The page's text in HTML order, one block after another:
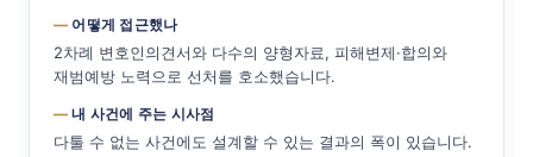
어떻게 접근했나
2차례 변호인의견서와 다수의 양형자료, 피해변제·합의와
재범예방 노력으로 선처를 호소했습니다.
내 사건에 주는 시사점
다툴 수 없는 사건에도 설계할 수 있는 결과의 폭이 있습니다.